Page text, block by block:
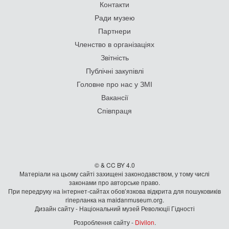
Контакти
Ради музею
Партнери
Членство в організаціях
Звітність
Публічні закупівлі
Головне про нас у ЗМІ
Вакансії
Співпраця
© & CC BY 4.0
Матеріали на цьому сайті захищені законодавством, у тому числі
законами про авторське право.
При передруку на iнтернет-сайтах обов’язкова відкрита для пошуковиків
гiперланка на maidanmuseum.org.
Дизайн сайту - Національний музей Революції Гідності
Розроблення сайту - Divilon.